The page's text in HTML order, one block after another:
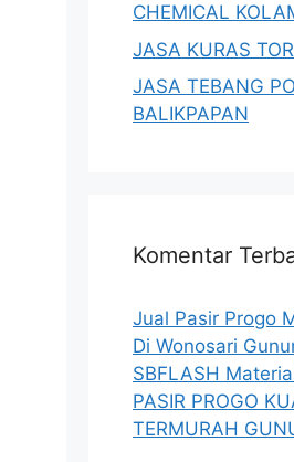
CHEMICAL
JASA KURAS
JASA TEBANG
BALIKPAPAN
Komentar
Jual Pasir Progo
Di Wonosari
SBFLASH
PASIR PROGO
TERMURAH